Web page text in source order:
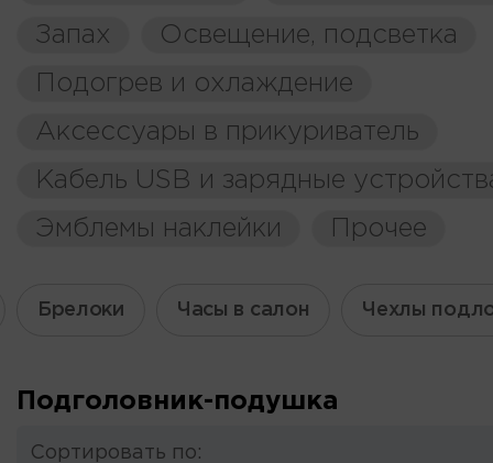
Запах
Освещение, подсветка
Подогрев и охлаждение
Аксессуары в прикуриватель
Кабель USB и зарядные
Эмблемы наклейки
Прочее
Брелоки Часы в салон Чехлы
Подголовник-подушка
Сортировать по: